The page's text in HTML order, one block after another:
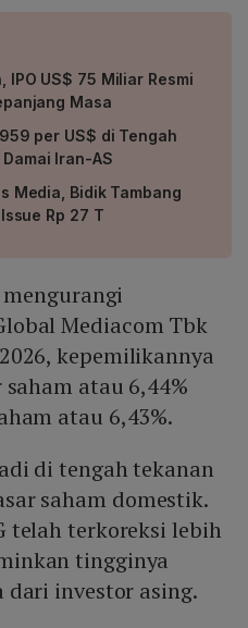
IPO US$ 75 Miliar Resmi
Masa
per US$ di Tengah
Iran-AS
Media, Bidik Tambang
Rp 27 T
Mediacom Tbk
kepemilikannya
atau 6,44%
atau 6,43%.
di tengah tekanan
saham domestik.
telah terkoreksi lebih
tingginya
investor asing.